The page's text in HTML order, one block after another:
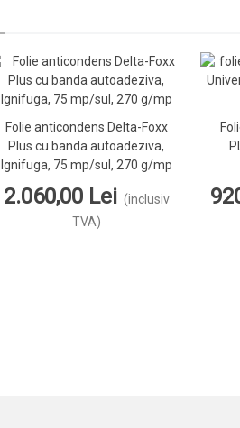
Vezi Detalii
Folie anticondens Delta-Foxx
Plus cu banda autoadeziva,
Ignifuga, 75 mp/sul, 270 g/mp
2.060,00 Lei (inclusiv
TVA)